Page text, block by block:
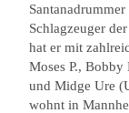
Schlagzeuger
hat er mit
Moses P.,
und Midge Ure
wohnt in